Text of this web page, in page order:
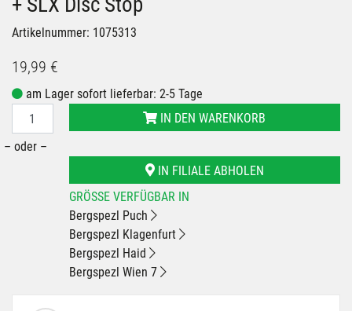
Artikelnummer: 1075313
19,99 €
am Lager sofort lieferbar: 2-5 Tage
IN DEN WARENKORB
– oder –
IN FILIALE ABHOLEN
GRÖSSE VERFÜGBAR IN
Bergspezl Puch
Bergspezl Klagenfurt
Bergspezl Haid
Bergspezl Wien 7